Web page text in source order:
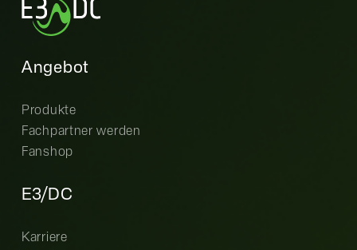
Angebot
Produkte
Fachpartner werden
Fanshop
E3/DC
Karriere